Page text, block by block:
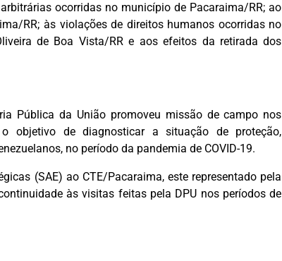
ocorridas no município de Pacaraima/RR; ao
RR; às violações de direitos humanos ocorridas no
de Boa Vista/RR e aos efeitos da retirada dos
Pública da União promoveu missão de campo nos
objetivo de diagnosticar a situação de proteção,
no período da pandemia de COVID-19.
(SAE) ao CTE/Pacaraima, este representado pela
às visitas feitas pela DPU nos períodos de